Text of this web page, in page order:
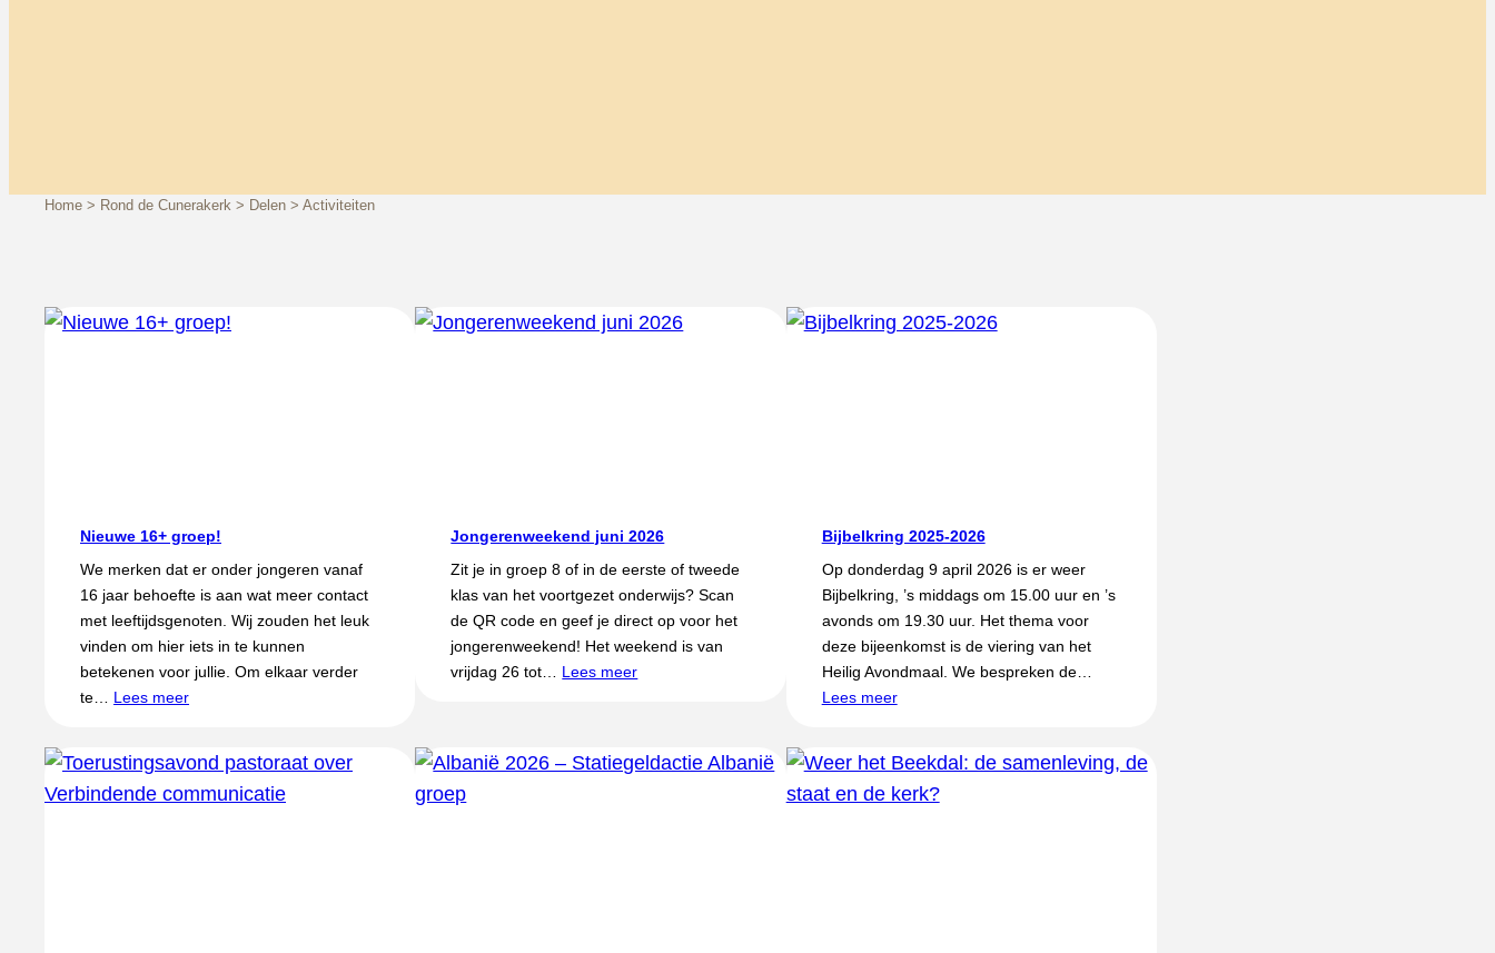
Home > Rond de Cunerakerk > Delen > Activiteiten
Nieuwe 16+ groep!
We merken dat er onder jongeren vanaf
16 jaar behoefte is aan wat meer contact
met leeftijdsgenoten. Wij zouden het leuk
vinden om hier iets in te kunnen
betekenen voor jullie. Om elkaar verder
te… Lees meer
Jongerenweekend juni 2026
Zit je in groep 8 of in de eerste of tweede
klas van het voortgezet onderwijs? Scan
de QR code en geef je direct op voor het
jongerenweekend! Het weekend is van
vrijdag 26 tot… Lees meer
Bijbelkring 2025-2026
Op donderdag 9 april 2026 is er weer
Bijbelkring, ’s middags om 15.00 uur en ’s
avonds om 19.30 uur. Het thema voor
deze bijeenkomst is de viering van het
Heilig Avondmaal. We bespreken de…
Lees meer